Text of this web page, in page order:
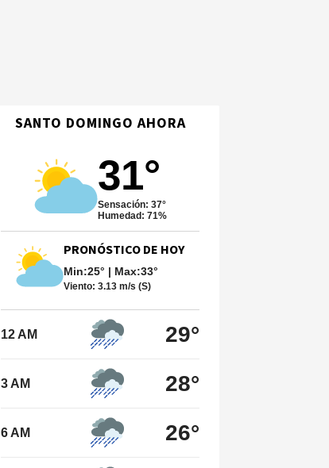
SANTO DOMINGO AHORA
31°
Sensación: 37°
Humedad: 71%
PRONÓSTICO DE HOY
Min:25° | Max:33°
Viento: 3.13 m/s (S)
12 AM 29°
3 AM 28°
6 AM 26°